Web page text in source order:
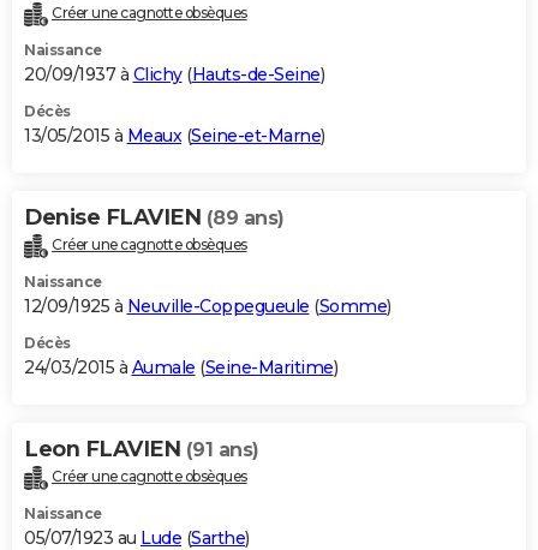
Créer une cagnotte obsèques
Naissance
20/09/1937 à Clichy(Hauts-de-Seine)
Décès
13/05/2015 à Meaux(Seine-et-Marne)
Denise FLAVIEN (89 ans)
Créer une cagnotte obsèques
Naissance
12/09/1925 à Neuville-Coppegueule (Somme)
Décès
24/03/2015 à Aumale (Seine-Maritime)
Leon FLAVIEN (91 ans)
Créer une cagnotte obsèques
Naissance
05/07/1923 au Lude (Sarthe)